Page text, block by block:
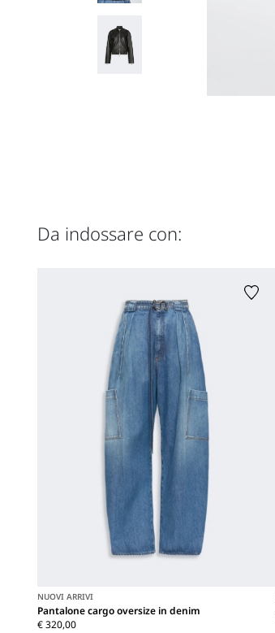
Da indossare con:
NUOVI ARRIVI
Pantalone cargo oversize in denim
€ 320,00